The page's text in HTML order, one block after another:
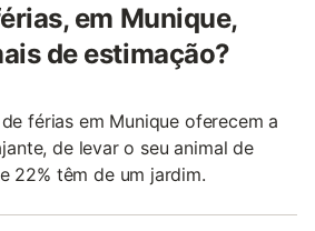
em Munique,
de estimação?
férias em Munique oferecem a
de levar o seu animal de
22% têm de um jardim.